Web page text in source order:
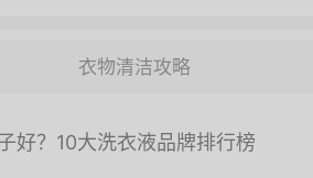
衣物清洁攻略
好？10大洗衣液品牌排行榜